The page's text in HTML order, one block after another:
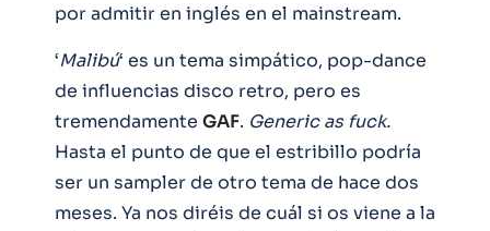
por admitir en inglés en el mainstream.
‘Malibú‘ es un tema simpático, pop-dance
de influencias disco retro, pero es
tremendamente GAF. Generic as fuck.
Hasta el punto de que el estribillo podría
ser un sampler de otro tema de hace dos
meses. Ya nos diréis de cuál si os viene a la